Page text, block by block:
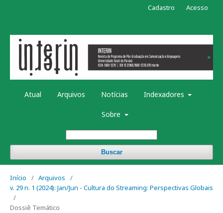
Atual Arquivos Notícias Indexadores
Sobre
Buscar
Cadastro Acesso
Início / Arquivos
/
v. 29 n. 1 (2024): Jan/Jun - Cultura do Streaming: Perspectivas Globais
/
Dossiê Temático